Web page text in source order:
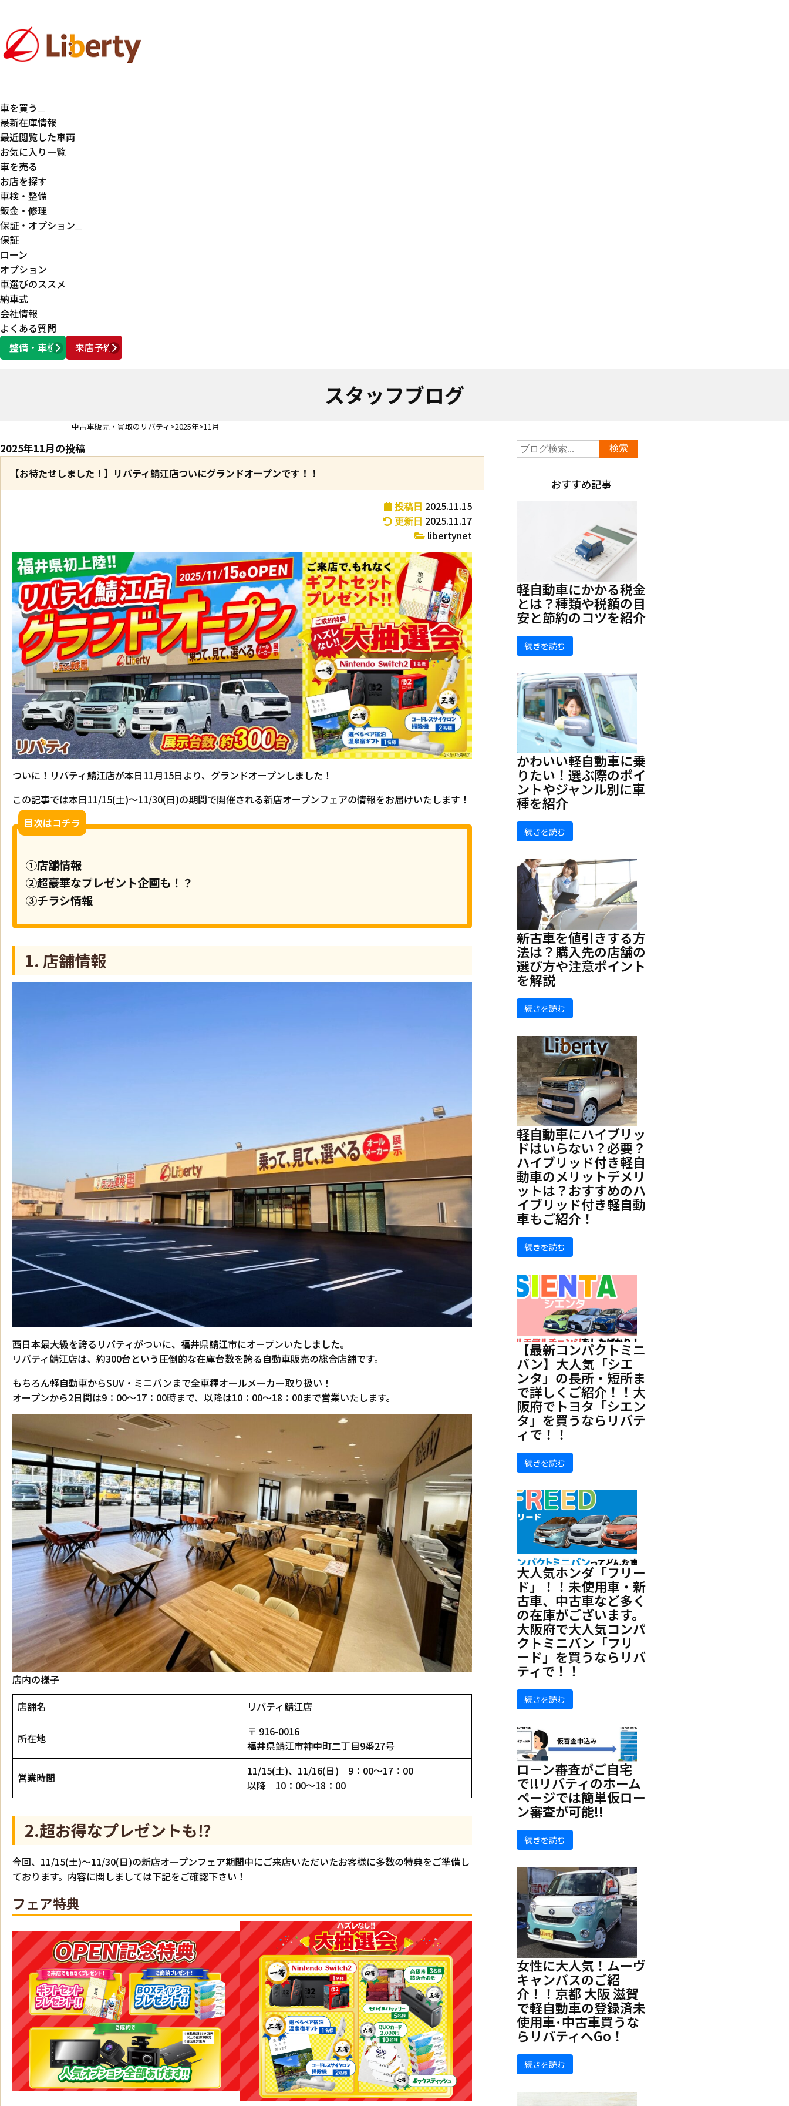
車を買う
最新在庫情報
最近閲覧した車両
お気に入り一覧
車を売る
お店を探す
車検・整備
鈑金・修理
保証・オプション
保証
ローン
オプション
車選びのススメ
納車式
会社情報
よくある質問
整備・車検
来店予約
営業時間 AM10:00 ～ PM6:00
スタッフブログ
中古車販売・買取のリバティ 2025年 11月
2025年11月の投稿
【お待たせしました！】リバティ鯖江店ついにグランドオープンです！！
投稿日 2025.11.15
更新日 2025.11.17
libertynet
ついに！リバティ鯖江店が本日11月15日より、グランドオープンしました！
この記事では本日11/15(土)～11/30(日)の期間で開催される新店オープンフェアの情報をお届けいたします！
目次はコチラ
①店舗情報
②超豪華なプレゼント企画も！？
③チラシ情報
1. 店舗情報
西日本最大級を誇るリバティがついに、福井県鯖江市にオープンいたしました。
リバティ鯖江店は、約300台という圧倒的な在庫台数を誇る自動車販売の総合店舗です。
もちろん軽自動車からSUV・ミニバンまで全車種オールメーカー取り扱い！
オープンから2日間は9：00～17：00時まで、以降は10：00～18：00まで営業いたします。
店内の様子
店舗名
リバティ鯖江店
所在地
〒 916-0016
福井県鯖江市神中町二丁目9番27号
営業時間
11/15(土)、11/16(日) 9：00～17：00
以降 10：00～18：00
2.超お得なプレゼントも⁉
今回、11/15(土)～11/30(日)の新店オープンフェア期間中にご来店いただいたお客様に多数の特典をご準備し
ております。内容に関しましては下記をご確認下さい！
フェア特典
おすすめ記事
軽自動車にかかる税金
とは？種類や税額の目
安と節約のコツを紹介
続きを読む
かわいい軽自動車に乗
りたい！選ぶ際のポイ
ントやジャンル別に車
種を紹介
続きを読む
新古車を値引きする方
法は？購入先の店舗の
選び方や注意ポイント
を解説
続きを読む
軽自動車にハイブリッ
ドはいらない？必要？
ハイブリッド付き軽自
動車のメリットデメリ
ットは？おすすめのハ
イブリッド付き軽自動
車もご紹介！
続きを読む
【最新コンパクトミニ
バン】大人気「シエ
ンタ」の長所・短所ま
で詳しくご紹介！！大
阪府でトヨタ「シエン
タ」を買うならリバテ
ィで！！
続きを読む
大人気ホンダ「フリー
ド」！！未使用車・新
古車、中古車など多く
の在庫がございます。
大阪府で大人気コンパ
クトミニバン「フリ
ード」を買うならリバ
ティで！！
続きを読む
ローン審査がご自宅
で!!リバティのホーム
ページでは簡単仮ロー
ン審査が可能!!
続きを読む
女性に大人気！ムーヴ
キャンバスのご紹
介！！京都 大阪 滋賀
で軽自動車の登録済未
使用車･中古車買うな
らリバティへGo！
続きを読む